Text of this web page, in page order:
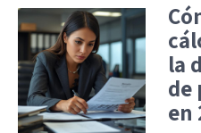
la
de
en